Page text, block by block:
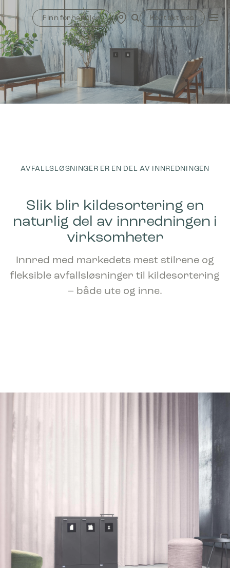
to
content
Finn forhandler Kontakt oss
AVFALLSLØSNINGER ER EN DEL AV INNREDNINGEN
Slik blir kildesortering en
naturlig del av innredningen i
virksomheter
Innred med markedets mest stilrene og
fleksible avfallsløsninger til kildesortering
– både ute og inne.